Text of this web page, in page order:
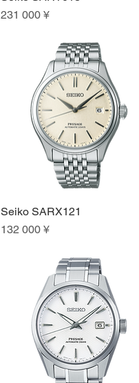
Цена
231 000 ¥
Быстрый просмотр
Seiko SARX121
Цена
132 000 ¥